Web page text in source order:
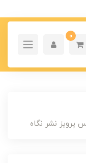
0
پرویز نشر نگاه